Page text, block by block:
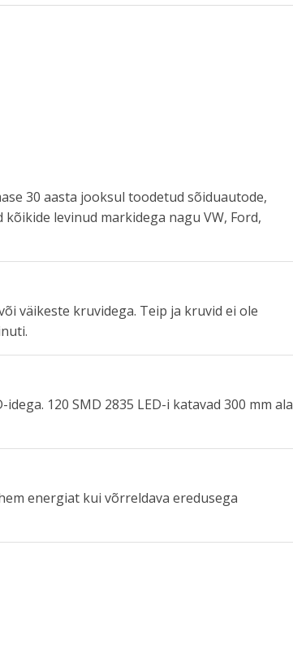
30 aasta jooksul toodetud sõiduautode,
levinud markidega nagu VW, Ford,
väikeste kruvidega. Teip ja kruvid ei ole
120 SMD 2835 LED-i katavad 300 mm ala
energiat kui võrreldava eredusega